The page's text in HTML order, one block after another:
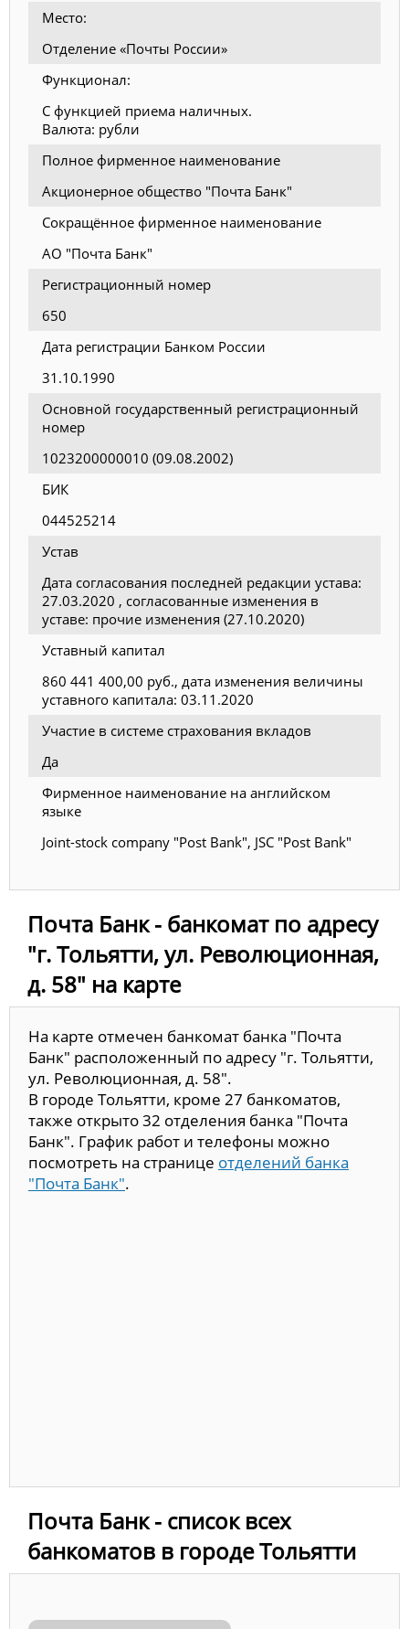
Место:
Отделение «Почты России»
Функционал:
С функцией приема наличных.
Валюта: рубли
Полное фирменное наименование
Акционерное общество "Почта Банк"
Сокращённое фирменное наименование
АО "Почта Банк"
Регистрационный номер
650
Дата регистрации Банком России
31.10.1990
Основной государственный регистрационный
номер
1023200000010 (09.08.2002)
БИК
044525214
Устав
Дата согласования последней редакции устава:
27.03.2020 , cогласованные изменения в
уставe: прочие изменения (27.10.2020)
Уставный капитал
860 441 400,00 руб., дата изменения величины
уставного капитала: 03.11.2020
Участие в системе страхования вкладов
Да
Фирменное наименование на английском
языке
Joint-stock company "Post Bank", JSC "Post Bank"
Почта Банк - банкомат по адресу
"г. Тольятти, ул. Революционная,
д. 58" на карте
На карте отмечен банкомат банка "Почта
Банк" расположенный по адресу "г. Тольятти,
ул. Революционная, д. 58".
В городе Тольятти, кроме 27 банкоматов,
также открыто 32 отделения банка "Почта
Банк". График работ и телефоны можно
посмотреть на странице отделений банка
"Почта Банк".
Почта Банк - список всех
банкоматов в городе Тольятти